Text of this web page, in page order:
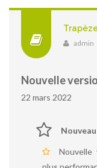
admin
Nouvelle
22 mars 2022
Nouvelle